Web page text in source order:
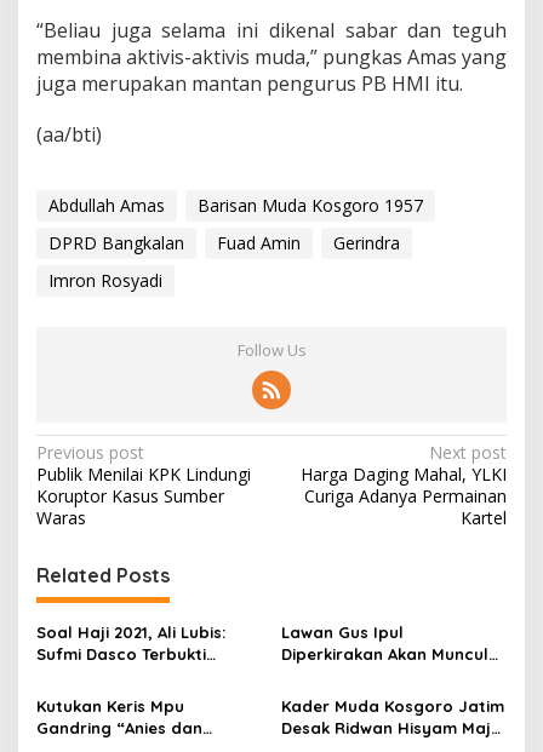
“Beliau juga selama ini dikenal sabar dan teguh
membina aktivis-aktivis muda,” pungkas Amas yang
juga merupakan mantan pengurus PB HMI itu.
(aa/bti)
Abdullah Amas
Barisan Muda Kosgoro 1957
DPRD Bangkalan
Fuad Amin
Gerindra
Imron Rosyadi
Follow Us
P
o
s
t
n
a
v
i
g
Previous post
Publik Menilai KPK Lindungi
Koruptor Kasus Sumber
Waras
Next post
Harga Daging Mahal, YLKI
Curiga Adanya Permainan
Kartel
Related Posts
Soal Haji 2021, Ali Lubis:
Sufmi Dasco Terbukti
Lawan Gus Ipul
Diperkirakan Akan Muncul
Kutukan Keris Mpu
Gandring “Anies dan
Kader Muda Kosgoro Jatim
Desak Ridwan Hisyam Maju